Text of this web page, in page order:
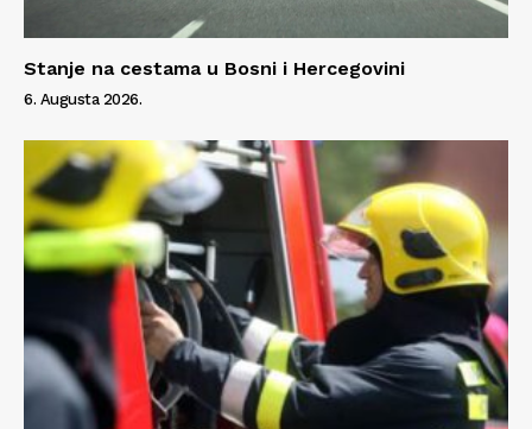
Stanje na cestama u Bosni i Hercegovini
6. Augusta 2026.